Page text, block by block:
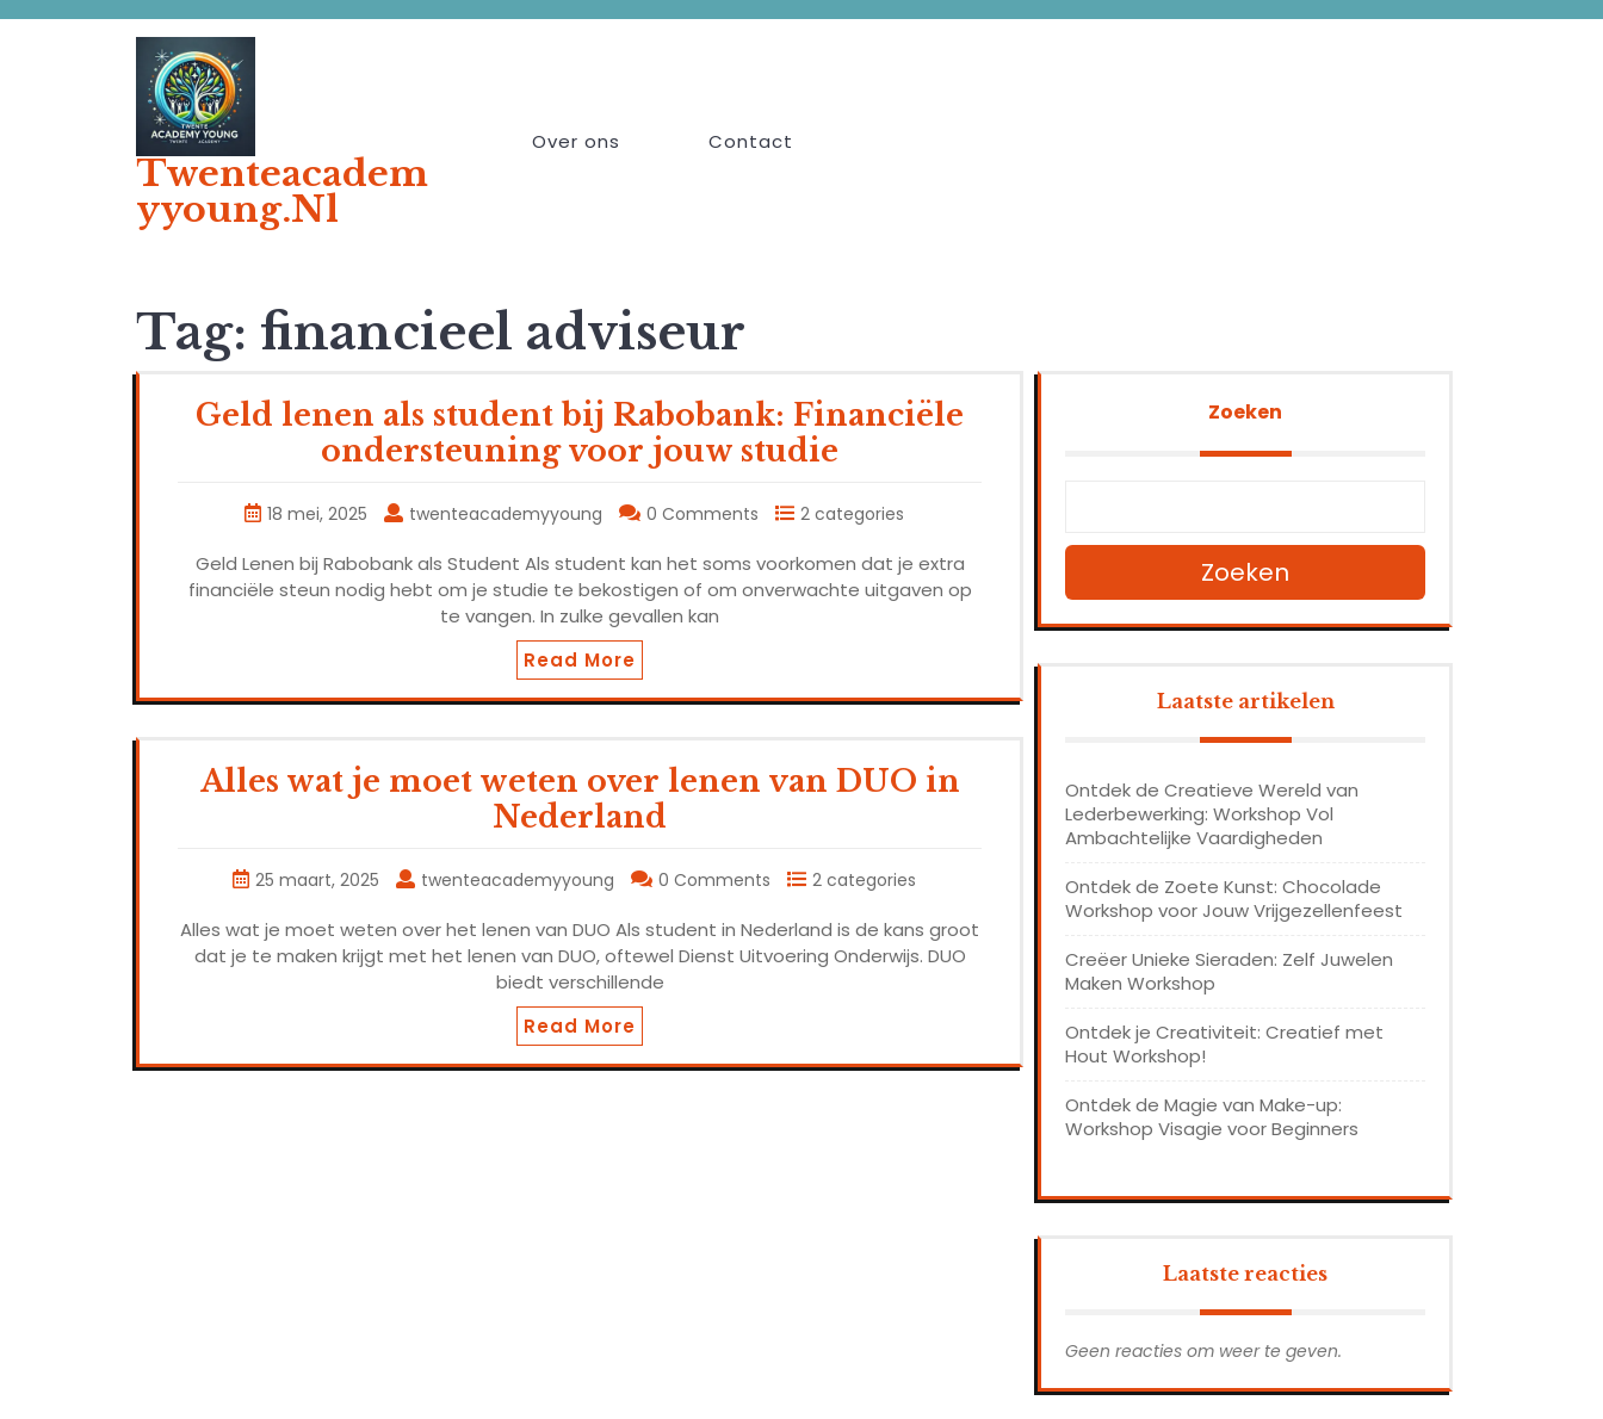
Twenteacadem
Yyoung.nl
Over ons Contact
Tag: financieel adviseur
Geld lenen als student bij Rabobank: Financiële
ondersteuning voor jouw studie
18 mei, 2025 twenteacademyyoung 0 Comments 2 categories
Geld Lenen bij Rabobank als Student Als student kan het soms voorkomen dat je extra
financiële steun nodig hebt om je studie te bekostigen of om onverwachte uitgaven op
te vangen. In zulke gevallen kan
Read More
Alles wat je moet weten over lenen van DUO in
Nederland
25 maart, 2025 twenteacademyyoung 0 Comments 2 categories
Alles wat je moet weten over het lenen van DUO Als student in Nederland is de kans groot
dat je te maken krijgt met het lenen van DUO, oftewel Dienst Uitvoering Onderwijs. DUO
biedt verschillende
Read More
Zoeken
Zoeken
Laatste artikelen
Ontdek de Creatieve Wereld van
Lederbewerking: Workshop Vol
Ambachtelijke Vaardigheden
Ontdek de Zoete Kunst: Chocolade
Workshop voor Jouw Vrijgezellenfeest
Creëer Unieke Sieraden: Zelf Juwelen
Maken Workshop
Ontdek je Creativiteit: Creatief met
Hout Workshop!
Ontdek de Magie van Make-up:
Workshop Visagie voor Beginners
Laatste reacties
Geen reacties om weer te geven.